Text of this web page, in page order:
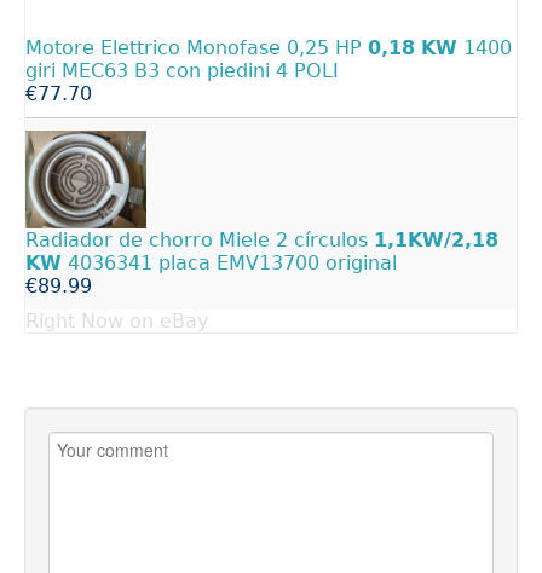
Motore Elettrico Monofase 0,25 HP 0,18 KW 1400
giri MEC63 B3 con piedini 4 POLI
€77.70
Radiador de chorro Miele 2 círculos 1,1KW/2,18
KW 4036341 placa EMV13700 original
€89.99
Right Now on eBay